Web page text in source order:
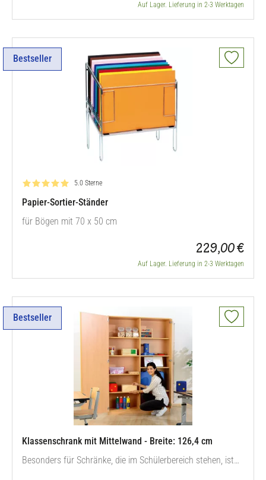
Auf Lager. Lieferung in 2-3 Werktagen
Bestseller
Bewertung: 5.0 von 5
5.0 Sterne
Papier-Sortier-Ständer
für Bögen mit 70 x 50 cm
229,00 €
Auf Lager. Lieferung in 2-3 Werktagen
Bestseller
Klassenschrank mit Mittelwand - Breite: 126,4 cm
Besonders für Schränke, die im Schülerbereich stehen, ist